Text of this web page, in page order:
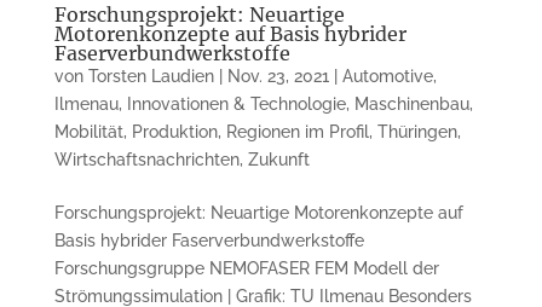
Forschungsprojekt: Neuartige
Motorenkonzepte auf Basis hybrider
Faserverbundwerkstoffe
von Torsten Laudien| Nov. 23, 2021 Automotive,
Ilmenau, Innovationen & Technologie, Maschinenbau,
Mobilität, Produktion, Regionen im Profil, Thüringen,
Wirtschaftsnachrichten, Zukunft
Forschungsprojekt: Neuartige Motorenkonzepte auf
Basis hybrider Faserverbundwerkstoffe
Forschungsgruppe NEMOFASER FEM Modell der
Strömungssimulation | Grafik: TU Ilmenau Besonders